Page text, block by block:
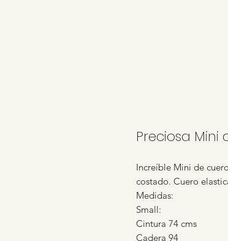
Preciosa Mini
Increíble Mini de
costado. Cuero
Medidas:
Small:
Cintura 74 cms
Cadera 94